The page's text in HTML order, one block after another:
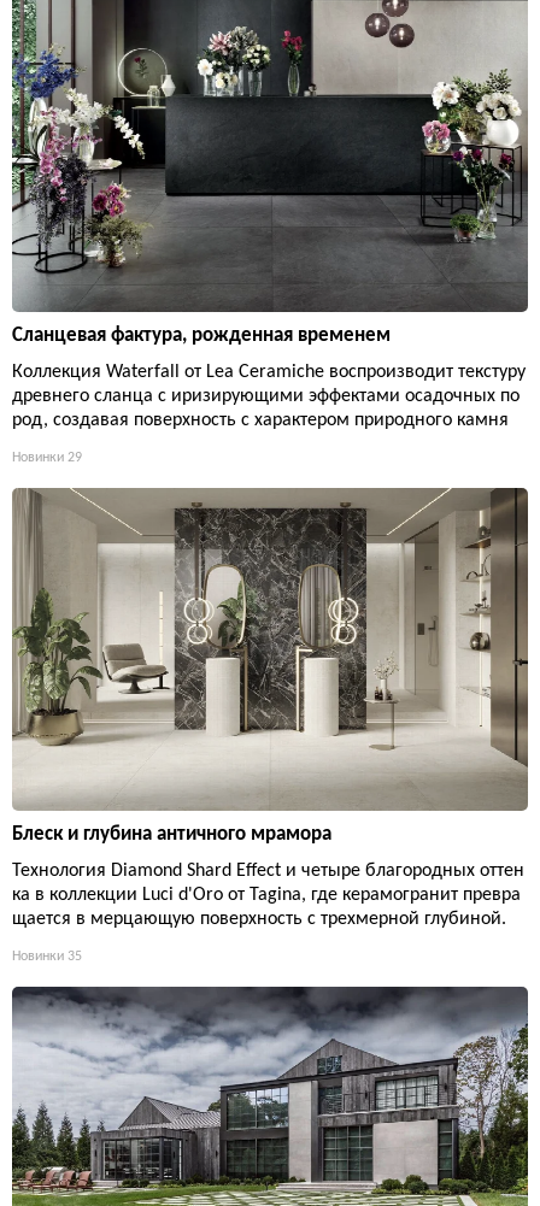
Сланцевая фактура, рожденная временем
Коллекция Waterfall от Lea Ceramiche воспроизводит текстуру
древнего сланца с иризирующими эффектами осадочных по
род, создавая поверхность с характером природного камня
Новинки 29
Блеск и глубина античного мрамора
Технология Diamond Shard Effect и четыре благородных оттен
ка в коллекции Luci d'Oro от Tagina, где керамогранит превра
щается в мерцающую поверхность с трехмерной глубиной.
Новинки 35